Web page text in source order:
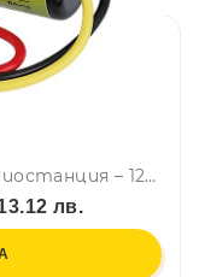
Филтър против шум за CB радиостанция – 12V – EMI интерференционен филтър - Carmotion
лв.